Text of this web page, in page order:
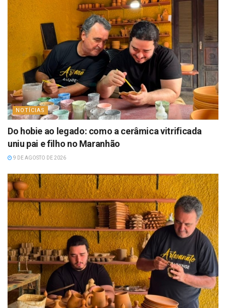
NOTÍCIAS
Do hobie ao legado: como a cerâmica vitrificada
uniu pai e filho no Maranhão
9 DE AGOSTO DE 2026